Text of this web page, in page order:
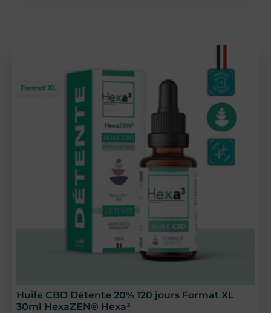
Huile CBD Détente 20% 120 jours Format XL
30ml HexaZEN® Hexa³